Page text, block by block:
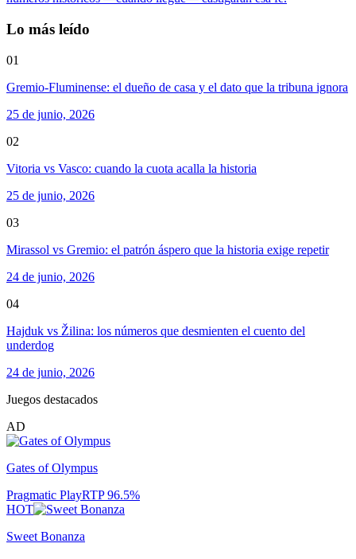
Lo más leído
01
Gremio-Fluminense: el dueño de casa y el dato que la tribuna ignora
25 de junio, 2026
02
Vitoria vs Vasco: cuando la cuota acalla la historia
25 de junio, 2026
03
Mirassol vs Gremio: el patrón áspero que la historia exige repetir
24 de junio, 2026
04
Hajduk vs Žilina: los números que desmienten el cuento del
underdog
24 de junio, 2026
Juegos destacados
AD
Gates of Olympus
Pragmatic PlayRTP96.5%
HOT
Sweet Bonanza